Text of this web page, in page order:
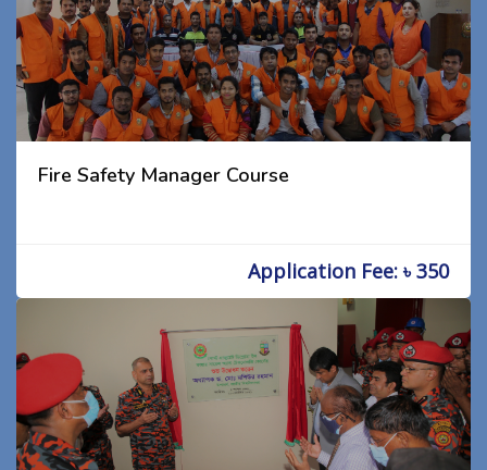
Fire Safety Manager Course
Application Fee: ৳ 350